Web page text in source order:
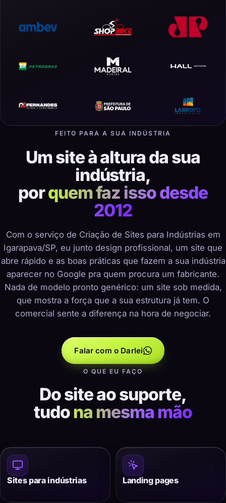
FEITO PARA A SUA INDÚSTRIA
Um site à altura da sua
indústria,
porquem faz isso desde
2012
Com o serviço de Criação de Sites para Indústrias em
Igarapava/SP, eu junto design profissional, um site que
abre rápido e as boas práticas que fazem a sua indústria
aparecer no Google pra quem procura um fabricante.
Nada de modelo pronto genérico: um site sob medida,
que mostra a força que a sua estrutura já tem. O
comercial sente a diferença na hora de negociar.
Falar com o Darlei
O QUE EU FAÇO
Do site ao suporte,
tudona mesma mão
Sites para indústrias Landing pages